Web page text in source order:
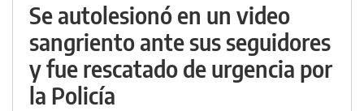
Se autolesionó en un video
sangriento ante sus seguidores
y fue rescatado de urgencia por
la Policía